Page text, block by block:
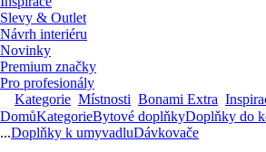
Slevy & Outlet
Návrh interiéru
Novinky
Premium značky
Pro profesionály
Kategorie Místnosti Bonami Extra
DomůKategorieBytové doplňkyDoplňky do
...Doplňky k umyvadluDávkovače